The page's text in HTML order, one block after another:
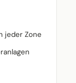
jeder Zone